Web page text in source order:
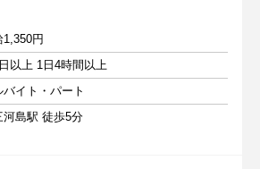
1,350円
以上 1日4時間以上
バイト・パート
河島駅 徒歩5分